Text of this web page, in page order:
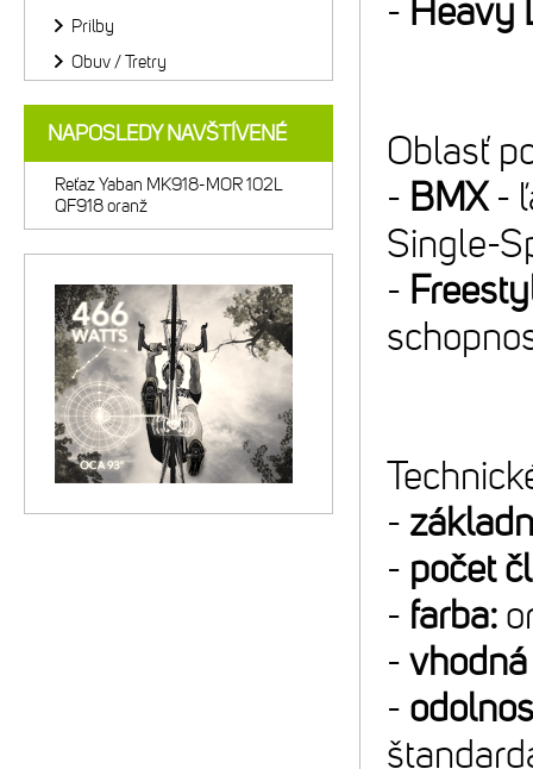
- Heavy
Oblasť
- BMX-
Single-
-
-
- počet
- farba:
-
-
Prilby
Obuv / Tretry
NAPOSLEDY NAVŠTÍVENÉ
Reťaz Yaban MK918-MOR 102L
QF918 oranž